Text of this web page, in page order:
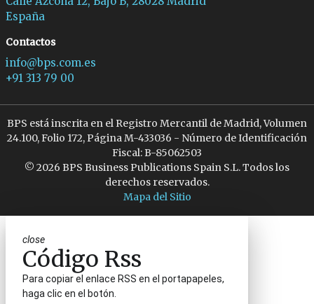
España
Contactos
info@bps.com.es
+91 313 79 00
BPS está inscrita en el Registro Mercantil de Madrid, Volumen
24.100, Folio 172, Página M-433036 - Número de Identificación
Fiscal: B-85062503
© 2026 BPS Business Publications Spain S.L. Todos los
derechos reservados.
Mapa del Sitio
close
Código Rss
Para copiar el enlace RSS en el portapapeles,
haga clic en el botón.